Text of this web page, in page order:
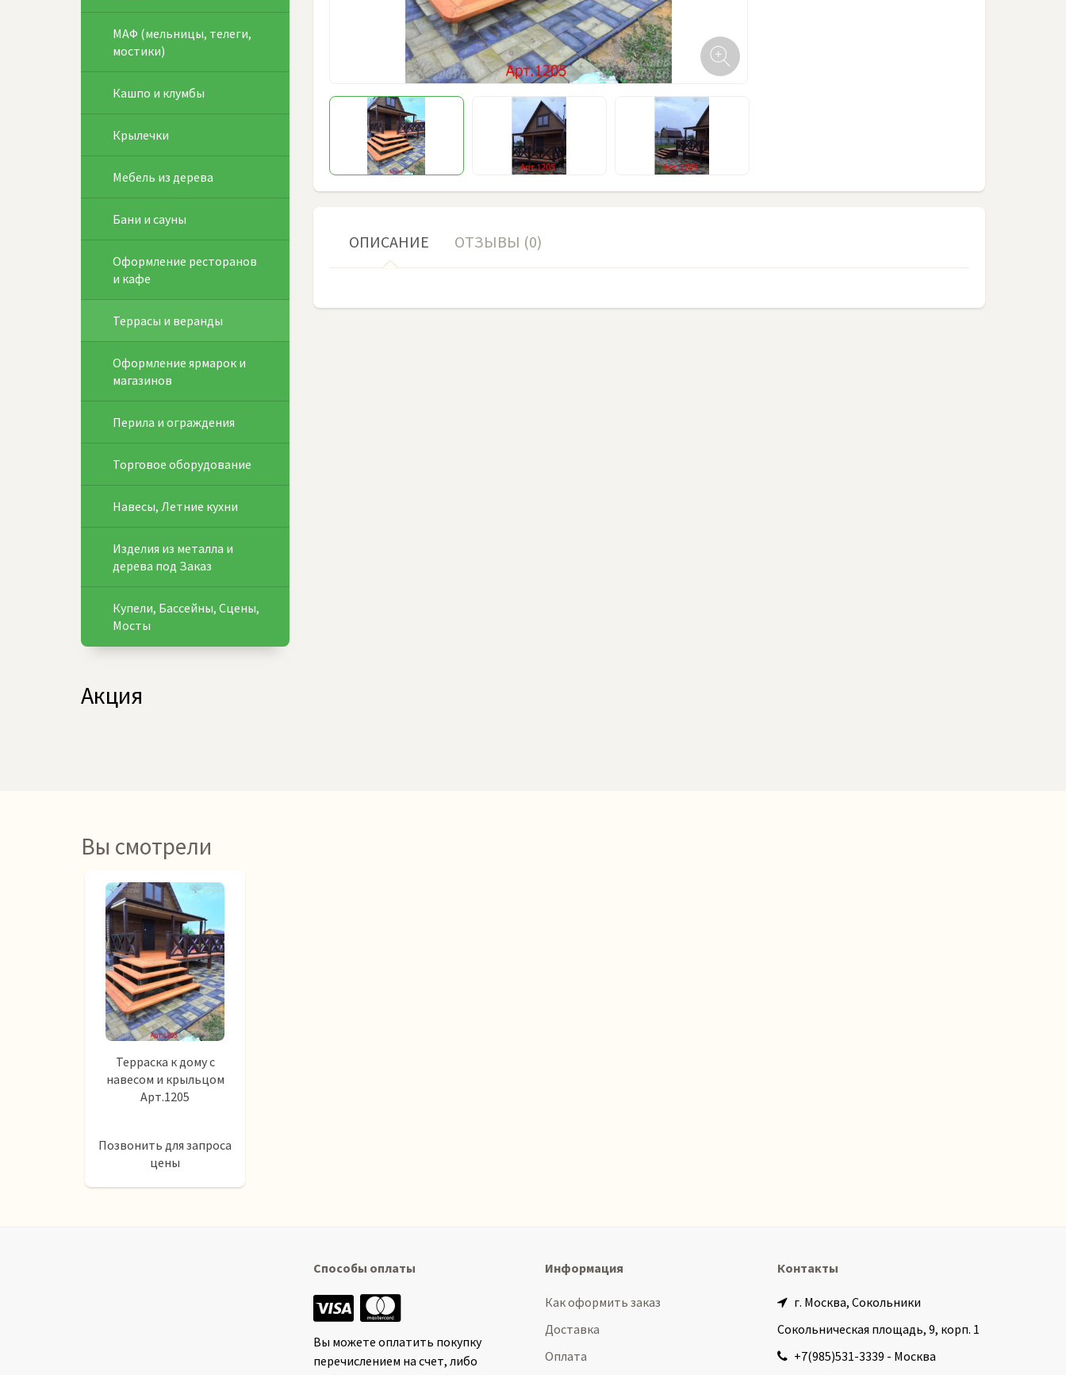
ОПИСАНИЕ ОТЗЫВЫ (0)
МАФ (мельницы, телеги,
мостики)
Кашпо и клумбы
Крылечки
Мебель из дерева
Бани и сауны
Оформление ресторанов
и кафе
Террасы и веранды
Оформление ярмарок и
магазинов
Перила и ограждения
Торговое оборудование
Навесы, Летние кухни
Изделия из металла и
дерева под Заказ
Купели, Бассейны, Сцены,
Мосты
Акция
Вы смотрели
Терраска к дому с
навесом и крыльцом
Арт.1205
Позвонить для запроса
цены
Способы оплаты
Вы можете оплатить покупку
перечислением на счет, либо
Информация
Как оформить заказ
Доставка
Оплата
Контакты
г. Москва, Сокольники
Сокольническая площадь, 9, корп. 1
+7(985)531-3339 - Москва